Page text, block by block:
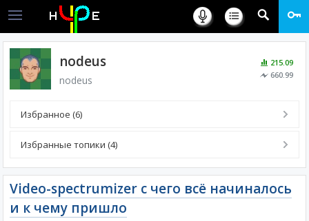
215.09
660.99
nodeus
nodeus
Избранное (6)
Избранные топики (4)
Video-spectrumizer с чего всё начиналось
и к чему пришло